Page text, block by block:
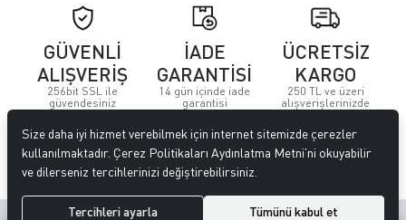
GÜVENLİ
ALIŞVERİŞ
256bit SSL ile
güvendesiniz
İADE
GARANTİSİ
14 gün içinde iade
garantisi
ÜCRETSİZ
KARGO
250 TL ve üzeri
alışverişlerinizde
© 2023Özkervan AVM. Tüm hakları saklıdır.
Site tasarımı tarafımızdan yapılmıştır.
Size daha iyi hizmet verebilmek için internet sitemizde çerezler
kullanılmaktadır. Çerez Politikaları Aydınlatma Metni’ni okuyabilir
ve dilerseniz tercihlerinizi değiştirebilirsiniz.
Tercihleri ayarla Tümünü kabul et